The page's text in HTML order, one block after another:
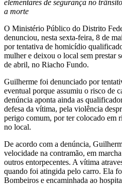
elementares de segurança no
a morte
O Ministério Público do Distrito
denunciou, nesta sexta-feira, 8 de
por tentativa de homicídio
mulher e deixou o local sem prestar
de abril, no Riacho Fundo.
Guilherme foi denunciado por
eventual porque assumiu o risco de
denúncia aponta ainda as
defesa da vítima, pela violência
perigo comum, por ter colocado em
no local.
De acordo com a denúncia,
velocidade na contramão, em
outros entorpecentes. A vítima
quando foi atingida pelo carro. Ela
Bombeiros e encaminhada ao